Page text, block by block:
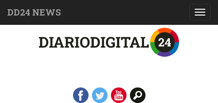
DD24 NEWS